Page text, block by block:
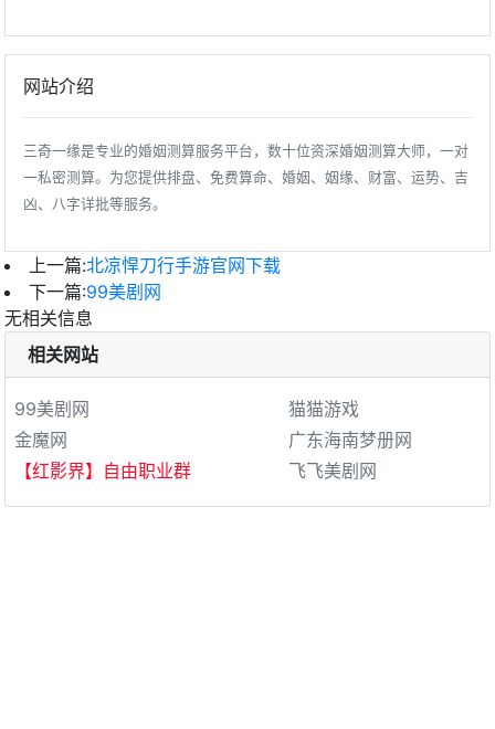
网站介绍
三奇一缘是专业的婚姻测算服务平台，数十位资深婚姻测算大师，一对
一私密测算。为您提供排盘、免费算命、婚姻、姻缘、财富、运势、吉
凶、八字详批等服务。
上一篇:北凉悍刀行手游官网下载
下一篇:99美剧网
无相关信息
相关网站
99美剧网
猫猫游戏
金魔网
广东海南梦册网
【红影界】自由职业群
飞飞美剧网